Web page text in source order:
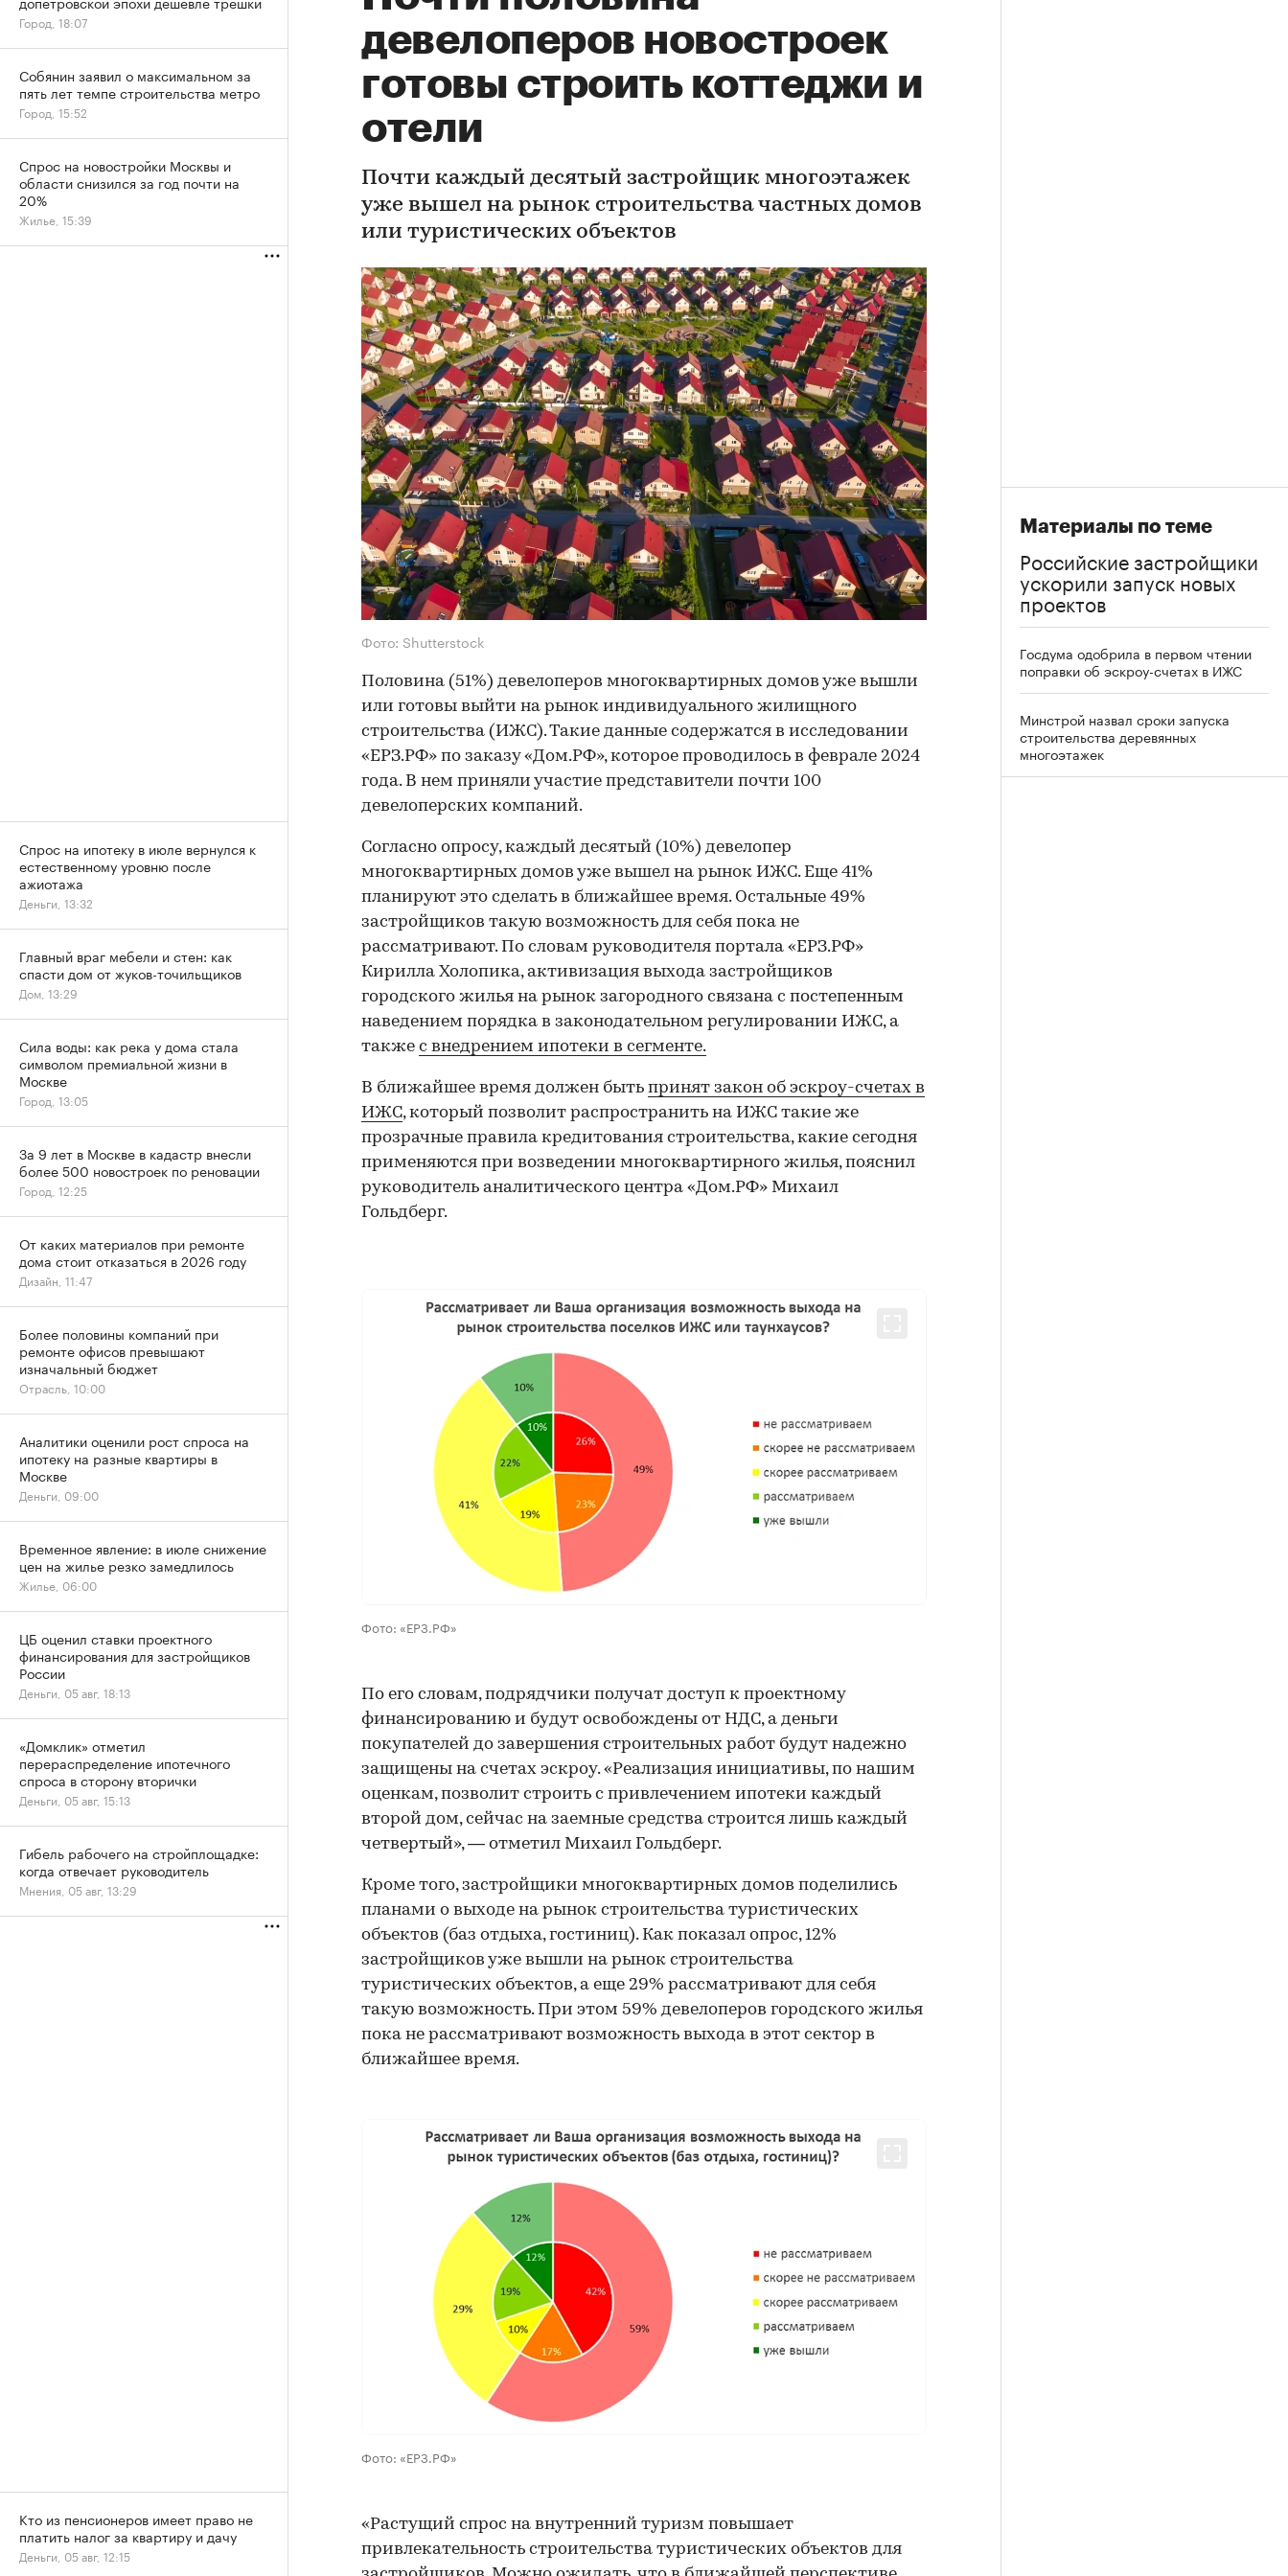
девелоперов новостроек
готовы строить коттеджи и
отели
Почти каждый десятый застройщик многоэтажек
уже вышел на рынок строительства частных домов
или туристических объектов
Фото: Shutterstock
Половина (51%) девелоперов многоквартирных домов уже вышли
или готовы выйти на рынок индивидуального жилищного
строительства (ИЖС). Такие данные содержатся в исследовании
«ЕРЗ.РФ» по заказу «Дом.РФ», которое проводилось в феврале 2024
года. В нем приняли участие представители почти 100
девелоперских компаний.
Согласно опросу, каждый десятый (10%) девелопер
многоквартирных домов уже вышел на рынок ИЖС. Еще 41%
планируют это сделать в ближайшее время. Остальные 49%
застройщиков такую возможность для себя пока не
рассматривают. По словам руководителя портала «ЕРЗ.РФ»
Кирилла Холопика, активизация выхода застройщиков
городского жилья на рынок загородного связана с постепенным
наведением порядка в законодательном регулировании ИЖС, а
также с внедрением ипотеки в сегменте.
В ближайшее время должен быть принят закон об эскроу-счетах в
ИЖС, который позволит распространить на ИЖС такие же
прозрачные правила кредитования строительства, какие сегодня
применяются при возведении многоквартирного жилья, пояснил
руководитель аналитического центра «Дом.РФ» Михаил
Гольдберг.
00:00
Фото: «ЕРЗ.РФ»
По его словам, подрядчики получат доступ к проектному
финансированию и будут освобождены от НДС, а деньги
покупателей до завершения строительных работ будут надежно
защищены на счетах эскроу. «Реализация инициативы, по нашим
оценкам, позволит строить с привлечением ипотеки каждый
второй дом, сейчас на заемные средства строится лишь каждый
четвертый», — отметил Михаил Гольдберг.
Кроме того, застройщики многоквартирных домов поделились
планами о выходе на рынок строительства туристических
объектов (баз отдыха, гостиниц). Как показал опрос, 12%
застройщиков уже вышли на рынок строительства
туристических объектов, а еще 29% рассматривают для себя
такую возможность. При этом 59% девелоперов городского жилья
пока не рассматривают возможность выхода в этот сектор в
ближайшее время.
Фото: «ЕРЗ.РФ»
«Растущий спрос на внутренний туризм повышает
привлекательность строительства туристических объектов для
Материалы по теме
Российские застройщики
ускорили запуск новых
проектов
Госдума одобрила в первом чтении
поправки об эскроу-счетах в ИЖС
Минстрой назвал сроки запуска
строительства деревянных
многоэтажек
Город, 18:07
Собянин заявил о максимальном за
пять лет темпе строительства метро
Город, 15:52
Спрос на новостройки Москвы и
области снизился за год почти на
20%
Жилье, 15:39
Спрос на ипотеку в июле вернулся к
естественному уровню после
ажиотажа
Деньги, 13:32
Главный враг мебели и стен: как
спасти дом от жуков-точильщиков
Дом, 13:29
Сила воды: как река у дома стала
символом премиальной жизни в
Москве
Город, 13:05
За 9 лет в Москве в кадастр внесли
более 500 новостроек по реновации
Город, 12:25
От каких материалов при ремонте
дома стоит отказаться в 2026 году
Дизайн, 11:47
Более половины компаний при
ремонте офисов превышают
изначальный бюджет
Отрасль, 10:00
Аналитики оценили рост спроса на
ипотеку на разные квартиры в
Москве
Деньги, 09:00
Временное явление: в июле снижение
цен на жилье резко замедлилось
Жилье, 06:00
ЦБ оценил ставки проектного
финансирования для застройщиков
России
Деньги, 05 авг, 18:13
«Домклик» отметил
перераспределение ипотечного
спроса в сторону вторички
Деньги, 05 авг, 15:13
Гибель рабочего на стройплощадке:
когда отвечает руководитель
Мнения, 05 авг, 13:29
Кто из пенсионеров имеет право не
платить налог за квартиру и дачу
Деньги, 05 авг, 12:15